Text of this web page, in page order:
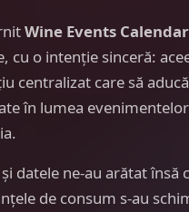
Wine Events Calendar
cu o intenție sinceră:
centralizat care să
în lumea
datele ne-au arătat însă
de consum s-au